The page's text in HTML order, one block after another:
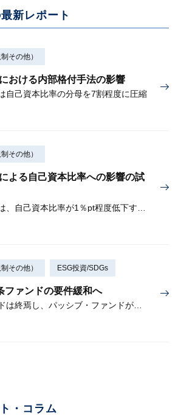
新レポート
その他）
おける内部格付手法の影響
自己資本比率の分母を7割程度に圧縮
その他）
よる自己資本比率への影響の試
標準的手法採用行では、自己資本比率が1％pt程度低下する可能性
その他） ESG投資/SDGs
ファンドの要件緩和へ
・コラム